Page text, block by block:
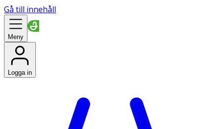
Gå till innehåll
Meny
Logga in